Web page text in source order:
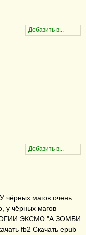
чёрных магов очень
у чёрных магов
ЭКСМО "А ЗОМБИ
fb2 Скачать epub